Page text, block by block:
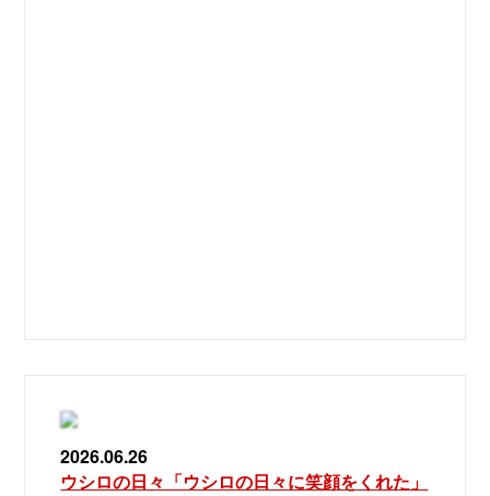
2026.06.26
ウシロの日々「ウシロの日々に笑顔をくれた」